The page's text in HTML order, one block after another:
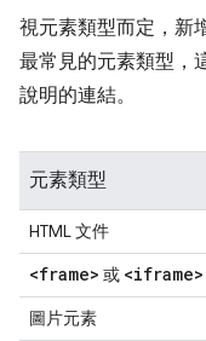
視元素類型而定，新
最常見的元素類型，
說明的連結。
元素類型
HTML 文件
<frame> 或 <iframe>
圖片元素